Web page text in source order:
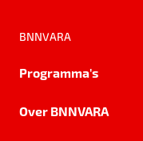
BNNVARA
Programma's
Over BNNVARA